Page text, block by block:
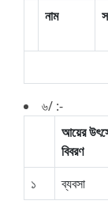
নাম
৬/ :-
আয়ের
বিবরণ
১
ব্যবসা